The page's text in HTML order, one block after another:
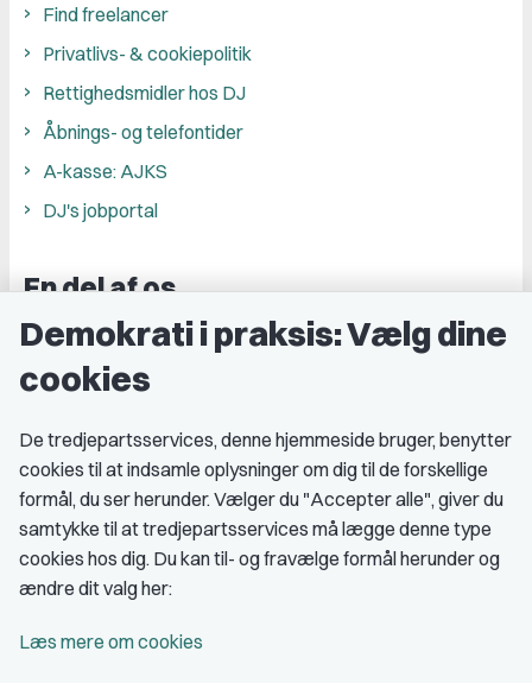
Find freelancer
Privatlivs- & cookiepolitik
Rettighedsmidler hos DJ
Åbnings- og telefontider
A-kasse: AJKS
DJ's jobportal
En del af os
Grupper og kredse
Studenterorganisationer
Medlemskab
Fordele som medlem
Kontingent
Demokrati i praksis: Vælg dine
cookies
De tredjepartsservices, denne hjemmeside bruger, benytter
cookies til at indsamle oplysninger om dig til de forskellige
formål, du ser herunder. Vælger du "Accepter alle", giver du
samtykke til at tredjepartsservices må lægge denne type
cookies hos dig. Du kan til- og fravælge formål herunder og
ændre dit valg her:
Læs mere om cookies